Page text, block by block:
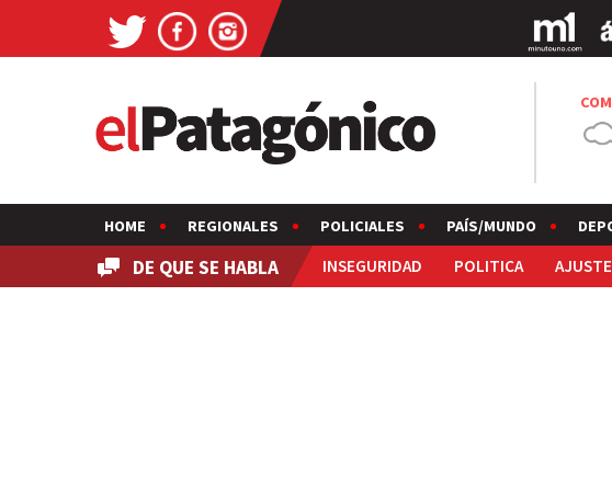
HOME REGIONALES POLICIALES PAÍS/MUNDO
DE QUE SE HABLA INSEGURIDAD POLITICA AJUSTE